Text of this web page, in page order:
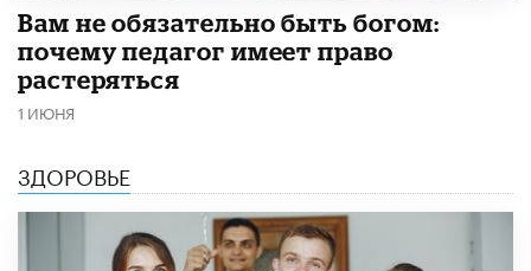
​Вам не обязательно быть богом:
почему педагог имеет право
растеряться
1 ИЮНЯ
ЗДОРОВЬЕ